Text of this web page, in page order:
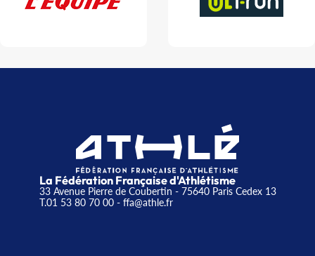
La Fédération Française d'Athlétisme
33 Avenue Pierre de Coubertin - 75640 Paris Cedex 13
T.01 53 80 70 00- ffa@athle.fr